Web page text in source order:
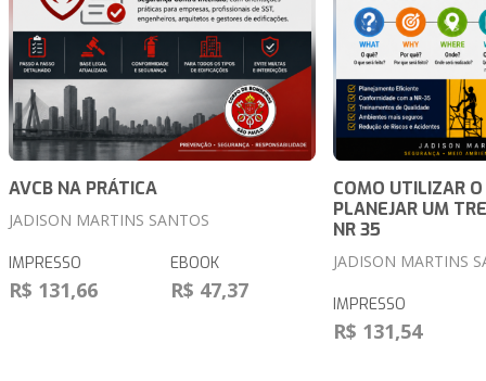
AVCB NA PRÁTICA
JADISON MARTINS SANTOS
IMPRESSO
R$ 131,66
EBOOK
R$ 47,37
COMO UTILIZAR
PLANEJAR UM
NR 35
JADISON MARTINS
IMPRESSO
R$ 131,54